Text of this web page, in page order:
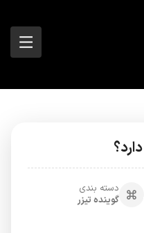
دسته بندی
گوینده تیزر